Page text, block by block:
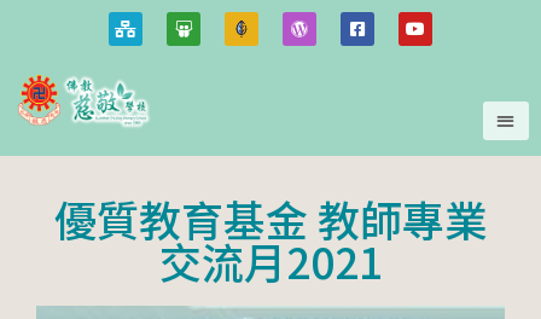
優質教育基金 教師專業
交流月2021